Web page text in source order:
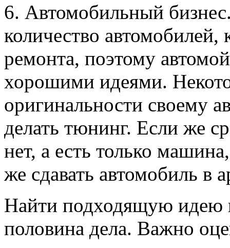
6. Автомобильный
количество
ремонта, поэтому
хорошими идеями.
оригинальности своему
делать тюнинг. Если же
нет, а есть только
же сдавать автомобиль в
Найти подходящую идею
половина дела. Важно